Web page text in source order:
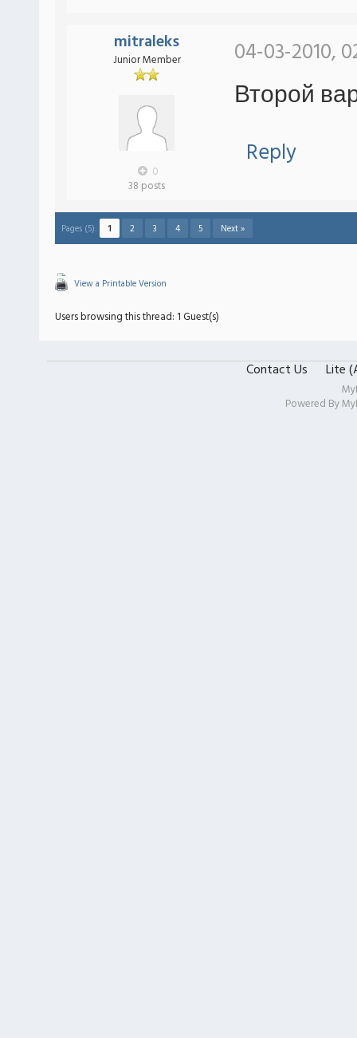
mitraleks
Junior Member
0
38 posts
04-03-2010,
Второй
Reply
Pages (5): 1 2 3 4 5 Next »
View a Printable Version
Users browsing this thread: 1 Guest(s)
Contact Us Lite
Powered By